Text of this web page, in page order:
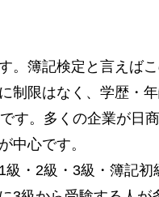
。簿記検定と言えば
制限はなく、学歴・
す。多くの企業が日
中心です。
・2級・3級・簿記